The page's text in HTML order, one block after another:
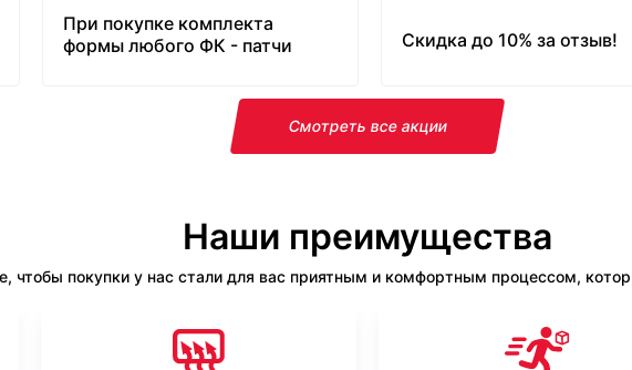
При покупке комплекта
формы любого ФК - патчи
Скидка до 10% за отзыв!
Смотреть все акции
Наши преимущества
покупки у нас стали для вас приятным и комфортным процессом,